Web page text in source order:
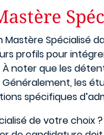
Spécialisé
profils pour
noter que les
les
spécifiques
de votre